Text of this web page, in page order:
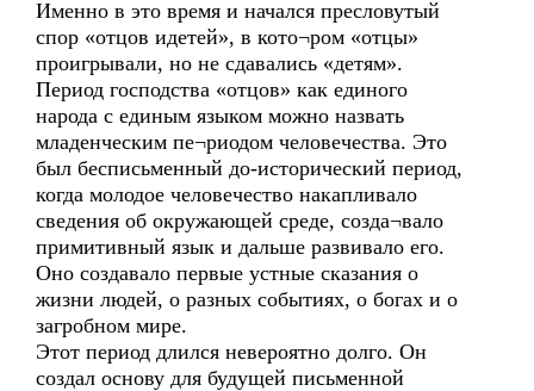
Именно в это время и начался пресловутый
спор «отцов идетей», в кото¬ром «отцы»
проигрывали, но не сдавались «детям».
Период господства «отцов» как единого
народа с единым языком можно назвать
младенческим пе¬риодом человечества. Это
был бесписьменный до-исторический период,
когда молодое человечество накапливало
сведения об окружающей среде, созда¬вало
примитивный язык и дальше развивало его.
Оно создавало первые устные сказания о
жизни людей, о разных событиях, о богах и о
загробном мире.
Этот период длился невероятно долго. Он
создал основу для будущей письменной